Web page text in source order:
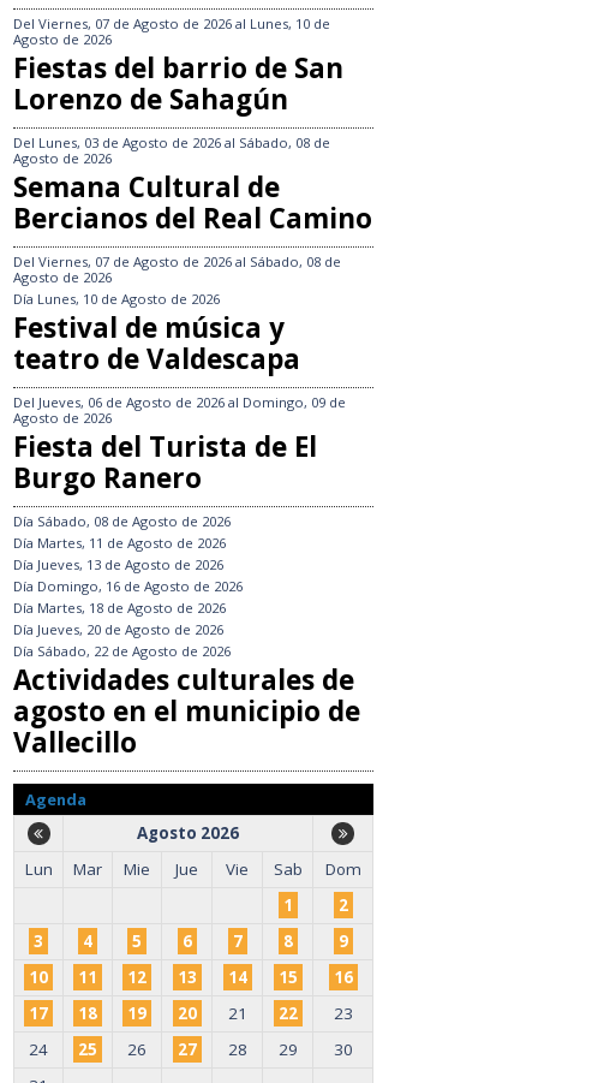
Del Viernes, 07 de Agosto de 2026 al Lunes, 10 de
Agosto de 2026
Fiestas del barrio de San
Lorenzo de Sahagún
Del Lunes, 03 de Agosto de 2026 al Sábado, 08 de
Agosto de 2026
Semana Cultural de
Bercianos del Real Camino
Del Viernes, 07 de Agosto de 2026 al Sábado, 08 de
Agosto de 2026
Día Lunes, 10 de Agosto de 2026
Festival de música y
teatro de Valdescapa
Del Jueves, 06 de Agosto de 2026 al Domingo, 09 de
Agosto de 2026
Fiesta del Turista de El
Burgo Ranero
Día Sábado, 08 de Agosto de 2026
Día Martes, 11 de Agosto de 2026
Día Jueves, 13 de Agosto de 2026
Día Domingo, 16 de Agosto de 2026
Día Martes, 18 de Agosto de 2026
Día Jueves, 20 de Agosto de 2026
Día Sábado, 22 de Agosto de 2026
Actividades culturales de
agosto en el municipio de
Vallecillo
Agenda
Agosto 2026
Lun
Mar Mie Jue Vie Sab
Dom
1
2
3
4 5 6 7 8
9
10
11 12 13 14 15
16
17
18 19 20 21 22
23
24
25 26 27 28 29
30